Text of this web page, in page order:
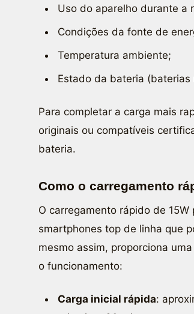
Uso do aparelho durante a
Condições da fonte de
Temperatura ambiente;
Estado da bateria
Para completar a carga mais
originais ou compatíveis
bateria.
Como o carregamento
O carregamento rápido de
smartphones top de linha que
mesmo assim, proporciona
o funcionamento:
Carga inicial rápida: